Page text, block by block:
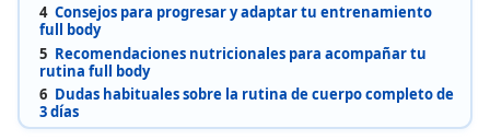
4 Consejos para progresar y adaptar tu entrenamiento
full body
5 Recomendaciones nutricionales para acompañar tu
rutina full body
6 Dudas habituales sobre la rutina de cuerpo completo de
3 días